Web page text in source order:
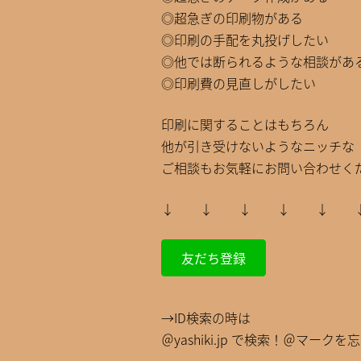
◎超急ぎの印刷物がある
◎印刷の手配を丸投げしたい
◎他では断られるような相談があ
◎印刷費の見直しがしたい
印刷に関することはもちろん
他が引き受けないようなニッチな
ご相談もお気軽にお問い合わせく
↓ ↓ ↓ ↓ ↓
友だち登録
→ID検索の時は
＠yashiki.jp で検索！＠マークを